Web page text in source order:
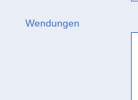
Wendungen